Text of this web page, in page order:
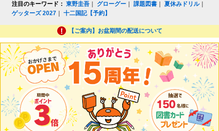
注目のキーワード： 東野圭吾 グローグー ｜課題図書 ｜夏休みドリル｜
ゲッターズ 2027 ｜十二国記【予約】
【ご案内】お盆期間の配送について